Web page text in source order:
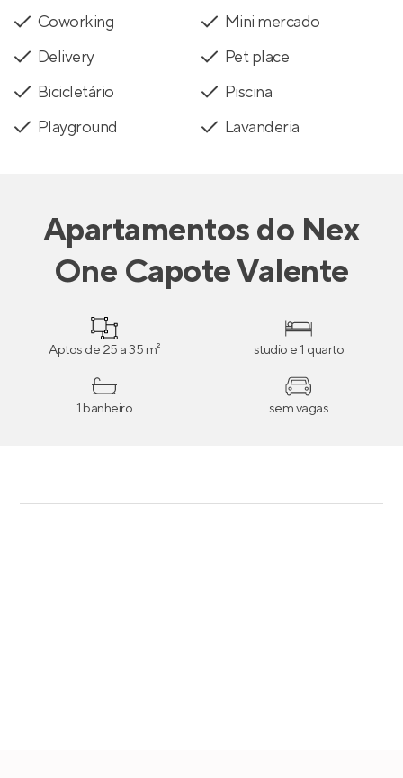
Coworking
Mini mercado
Delivery
Pet place
Bicicletário
Piscina
Playground
Lavanderia
Apartamentosdo Nex
One Capote Valente
Aptos de 25 a 35 m² studio e 1 quarto
1 banheiro sem vagas